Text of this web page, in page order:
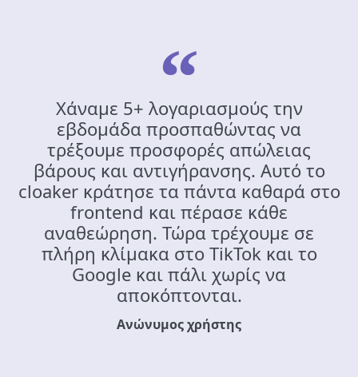
Χάναμε 5+ λογαριασμούς την
εβδομάδα προσπαθώντας να
τρέξουμε προσφορές απώλειας
βάρους και αντιγήρανσης. Αυτό το
cloaker κράτησε τα πάντα καθαρά στο
frontend και πέρασε κάθε
αναθεώρηση. Τώρα τρέχουμε σε
πλήρη κλίμακα στο TikTok και το
Google και πάλι χωρίς να
αποκόπτονται.
Ανώνυμος χρήστης